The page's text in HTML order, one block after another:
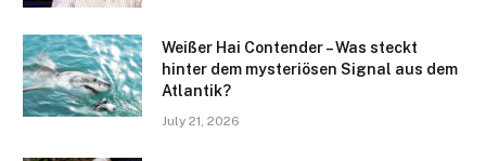
Weißer Hai Contender – Was steckt
hinter dem mysteriösen Signal aus dem
Atlantik?
July 21, 2026